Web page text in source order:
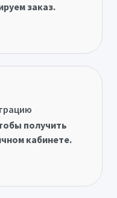
заказ.
получить
кабинете.